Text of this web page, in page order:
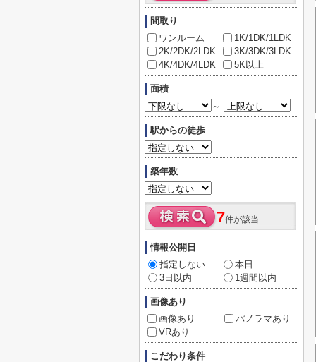
間取り
ワンルーム
1K/1DK/1LDK
2K/2DK/2LDK
3K/3DK/3LDK
4K/4DK/4LDK
5K以上
面積
～
駅からの徒歩
築年数
7件が該当
情報公開日
指定しない
本日
3日以内
1週間以内
画像あり
画像あり
パノラマあり
VRあり
こだわり条件